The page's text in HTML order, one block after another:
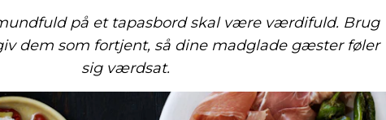
på et tapasbord skal være værdifuld. Brug
dem som fortjent, så dine madglade gæster føler
sig værdsat.